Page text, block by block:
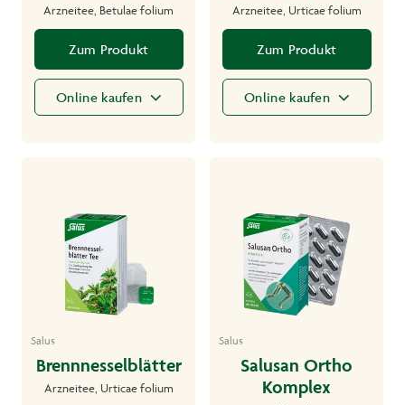
Arzneitee, Betulae folium
Zum Produkt
Online kaufen
Arzneitee, Urticae folium
Zum Produkt
Online kaufen
Salus
Brennnesselblätter
Arzneitee, Urticae folium
Salus
Salusan Ortho
Komplex